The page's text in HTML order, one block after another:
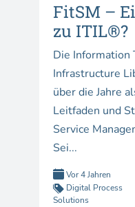
FitSM –
zu ITIL®?
Die Information
Infrastructure
über die Jahre
Leitfaden und
Service
Sei...
Vor 4 Jahren
Digital Process
Solutions